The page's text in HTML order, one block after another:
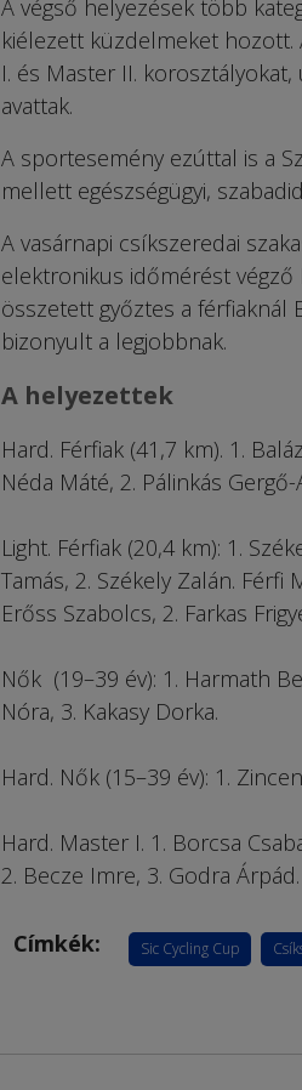
A végső helyezések több
kiélezett küzdelmeket hozott.
I. és Master II.
avattak.
A sportesemény ezúttal is a
mellett egészségügyi,
A vasárnapi csíkszeredai
elektronikus időmérést
összetett győztes a férfiaknál
bizonyult a legjobbnak.
A helyezettek
Hard. Férfiak (41,7 km). 1.
Néda Máté, 2. Pálinkás
Light. Férfiak (20,4 km): 1.
Tamás, 2. Székely Zalán. Férfi
Erőss Szabolcs, 2. Farkas
Nők (19–39 év): 1. Harmath
Nóra, 3. Kakasy Dorka.
Hard. Nők (15–39 év): 1.
Hard. Master I. 1. Borcsa
2. Becze Imre, 3. Godra Árpád.
Címkék: Sic Cycling Cup